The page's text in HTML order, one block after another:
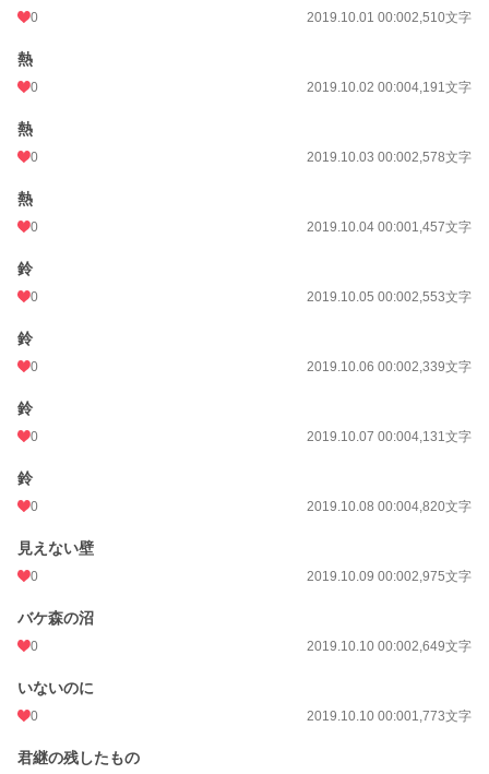
0 2019.10.01 00:002,510文字
熱
0 2019.10.02 00:004,191文字
熱
0 2019.10.03 00:002,578文字
熱
0 2019.10.04 00:001,457文字
鈴
0 2019.10.05 00:002,553文字
鈴
0 2019.10.06 00:002,339文字
鈴
0 2019.10.07 00:004,131文字
鈴
0 2019.10.08 00:004,820文字
見えない壁
0 2019.10.09 00:002,975文字
バケ森の沼
0 2019.10.10 00:002,649文字
いないのに
0 2019.10.10 00:001,773文字
君継の残したもの